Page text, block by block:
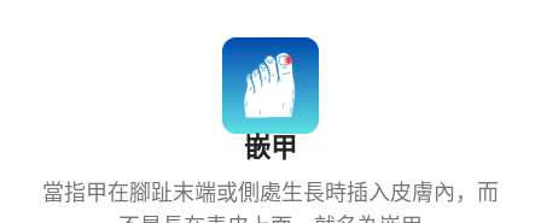
嵌甲
當指甲在腳趾末端或側處生長時插入皮膚內，而